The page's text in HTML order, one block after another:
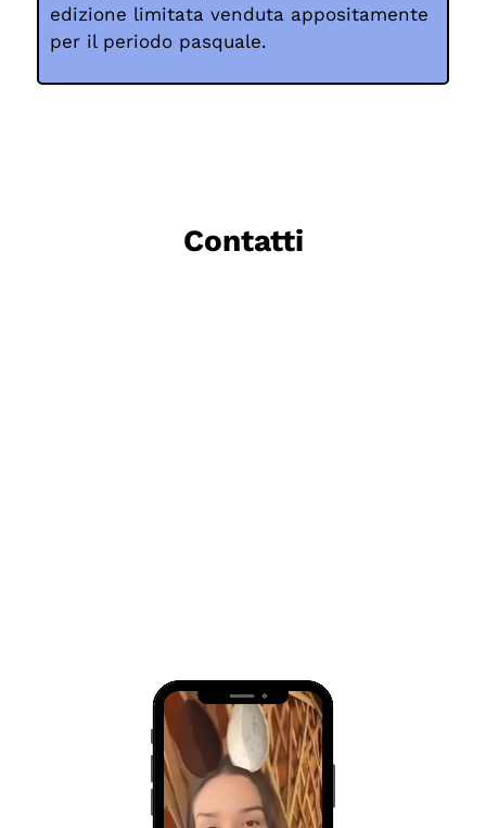
edizione limitata venduta appositamente
per il periodo pasquale.
Contatti